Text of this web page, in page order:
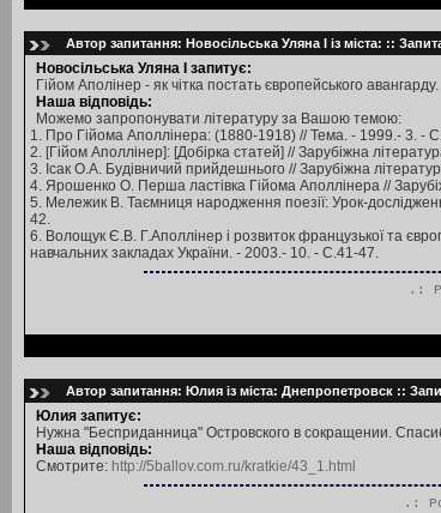
Автор запитання: Новосільська Уляна І із міста: ::
Новосільська Уляна І запитує:
Гійом Аполінер - як чітка постать європейського авангарду.
Наша відповідь:
Можемо запропонувати літературу за Вашою темою:
1. Про Гійома Аполлінера: (1880-1918) // Тема. - 1999.- 3. -
2. [Гійом Аполлінер]: [Добірка статей] // Зарубіжна
3. Ісак О.А. Будівничий прийдешнього // Зарубіжна
4. Ярошенко О. Перша ластівка Гійома Аполлінера //
5. Мележик В. Таємниця народження поезії: Урок-
42.
6. Волощук Є.В. Г.Аполлінер і розвиток французької та
навчальних закладах України. - 2003.- 10. - С.41-47.
.:
Автор запитання: Юлия із міста: Днепропетровск ::
Юлия запитує:
Нужна "Бесприданница" Островского в сокращении.
Наша відповідь:
Смотрите: http://5ballov.com.ru/kratkie/43_1.html
.: